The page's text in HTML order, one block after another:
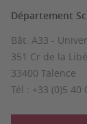
Département
Bât. A33 -
351 Cr de la
33400 Talence
Tél : +33 (0)5 40